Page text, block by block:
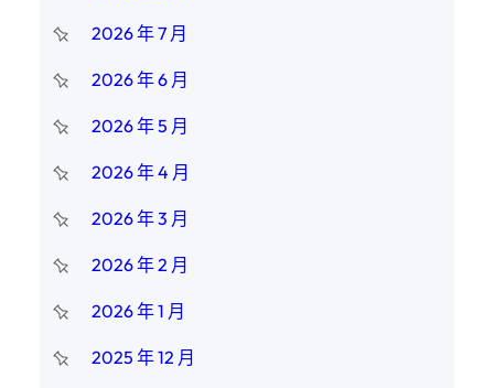
2026 年 7 月
2026 年 6 月
2026 年 5 月
2026 年 4 月
2026 年 3 月
2026 年 2 月
2026 年 1 月
2025 年 12 月